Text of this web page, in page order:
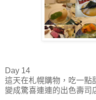
Day 14
這天在札幌購物，吃一點
變成驚喜連連的出色壽司